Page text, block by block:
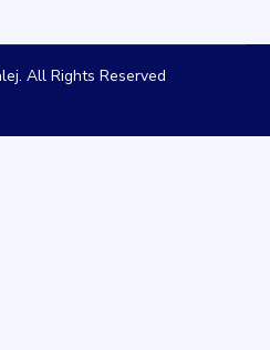
All Rights Reserved